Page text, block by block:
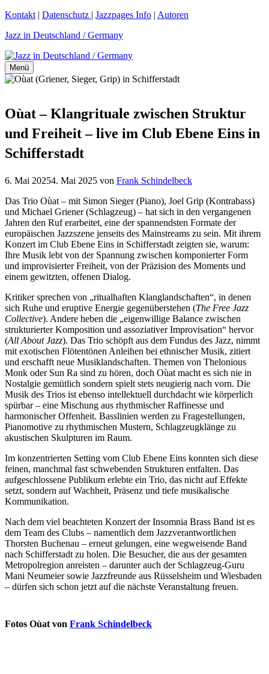
Zum
springen
Kontakt | Datenschutz | Jazzpages Info | Autoren
Jazz in Deutschland / Germany
Menü
Oùat – Klangrituale zwischen Struktur
und Freiheit – live im Club Ebene Eins in
Schifferstadt
6. Mai 20254. Mai 2025 von Frank Schindelbeck
Das Trio Oùat – mit Simon Sieger (Piano), Joel Grip (Kontrabass)
und Michael Griener (Schlagzeug) – hat sich in den vergangenen
Jahren den Ruf erarbeitet, eine der spannendsten Formate der
europäischen Jazzszene jenseits des Mainstreams zu sein. Mit ihrem
Konzert im Club Ebene Eins in Schifferstadt zeigten sie, warum:
Ihre Musik lebt von der Spannung zwischen komponierter Form
und improvisierter Freiheit, von der Präzision des Moments und
einem gewitzten, offenen Dialog.
Kritiker sprechen von „ritualhaften Klanglandschaften“, in denen
sich Ruhe und eruptive Energie gegenüberstehen (The Free Jazz
Collective). Andere heben die „eigenwillige Balance zwischen
strukturierter Komposition und assoziativer Improvisation“ hervor
(All About Jazz). Das Trio schöpft aus dem Fundus des Jazz, nimmt
mit exotischen Flötentönen Anleihen bei ethnischer Musik, zitiert
und erschafft neue Musiklandschaften. Themen von Thelonious
Monk oder Sun Ra sind zu hören, doch Oùat macht es sich nie in
Nostalgie gemütlich sondern spielt stets neugierig nach vorn. Die
Musik des Trios ist ebenso intellektuell durchdacht wie körperlich
spürbar – eine Mischung aus rhythmischer Raffinesse und
harmonischer Offenheit. Basslinien werden zu Fragestellungen,
Pianomotive zu rhythmischen Mustern, Schlagzeugklänge zu
akustischen Skulpturen im Raum.
Im konzentrierten Setting vom Club Ebene Eins konnten sich diese
feinen, manchmal fast schwebenden Strukturen entfalten. Das
aufgeschlossene Publikum erlebte ein Trio, das nicht auf Effekte
setzt, sondern auf Wachheit, Präsenz und tiefe musikalische
Kommunikation.
Nach dem viel beachteten Konzert der Insomnia Brass Band ist es
dem Team des Clubs – namentlich dem Jazzverantwortlichen
Thorsten Buchenau – erneut gelungen, eine wegweisende Band
nach Schifferstadt zu holen. Die Besucher, die aus der gesamten
Metropolregion anreisten – darunter auch der Schlagzeug-Guru
Mani Neumeier sowie Jazzfreunde aus Rüsselsheim und Wiesbaden
– dürfen sich schon jetzt auf die nächste Veranstaltung freuen.
Fotos Oùat von Frank Schindelbeck